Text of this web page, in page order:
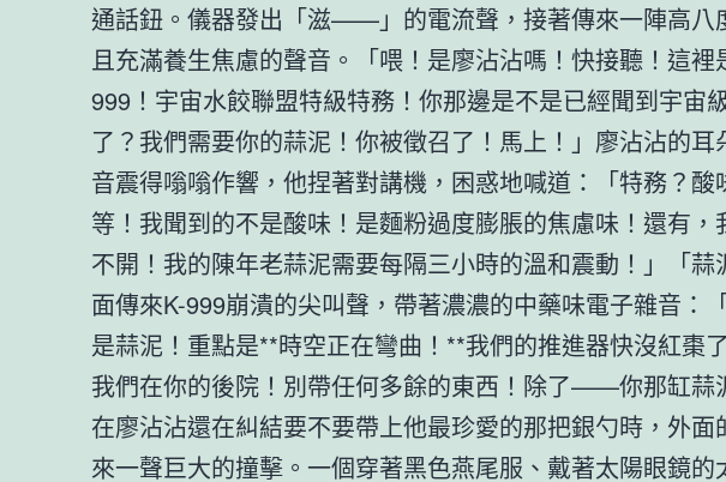
通話鈕。儀器發出「滋——」的電流聲，接著傳來一陣高八
且充滿養生焦慮的聲音。「喂！是廖沾沾嗎！快接聽！這裡
999！宇宙水餃聯盟特級特務！你那邊是不是已經聞到宇宙
了？我們需要你的蒜泥！你被徵召了！馬上！」廖沾沾的耳
音震得嗡嗡作響，他捏著對講機，困惑地喊道：「特務？酸
等！我聞到的不是酸味！是麵粉過度膨脹的焦慮味！還有，
不開！我的陳年老蒜泥需要每隔三小時的溫和震動！」「蒜
面傳來K-999崩潰的尖叫聲，帶著濃濃的中藥味電子雜音：
是蒜泥！重點是**時空正在彎曲！**我們的推進器快沒紅棗
我們在你的後院！別帶任何多餘的東西！除了——你那缸蒜
在廖沾沾還在糾結要不要帶上他最珍愛的那把銀勺時，外面
來一聲巨大的撞擊。一個穿著黑色燕尾服、戴著太陽眼鏡的